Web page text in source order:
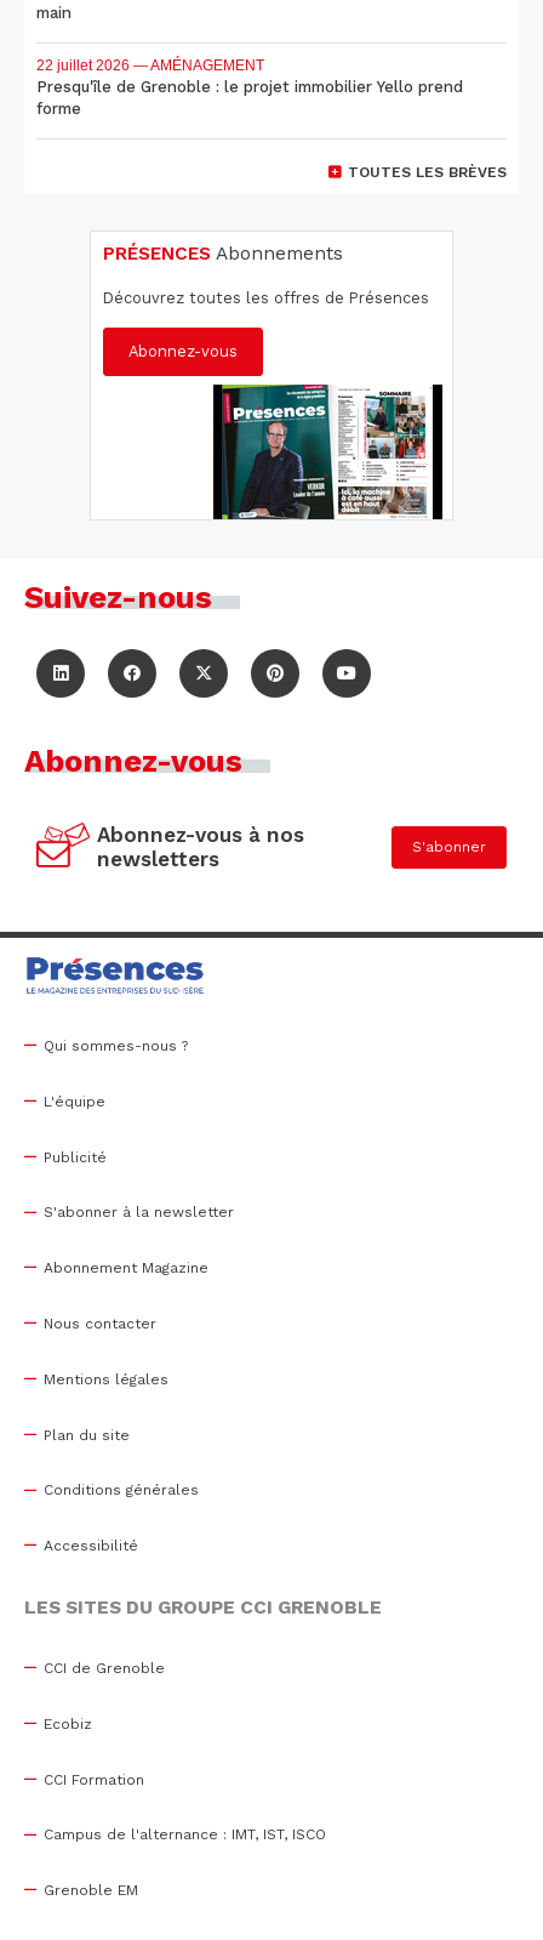
main
22 juillet 2026 — AMÉNAGEMENT
Presqu'île de Grenoble : le projet immobilier Yello prend
forme
TOUTES LES BRÈVES
PRÉSENCES Abonnements
Découvrez toutes les offres de Présences
Abonnez-vous
Suivez-nous
Abonnez-vous
Abonnez-vous à nos
newsletters
S'abonner
Qui sommes-nous ?
L'équipe
Publicité
S'abonner à la newsletter
Abonnement Magazine
Nous contacter
Mentions légales
Plan du site
Conditions générales
Accessibilité
LES SITES DU GROUPE CCI GRENOBLE
CCI de Grenoble
Ecobiz
CCI Formation
Campus de l'alternance : IMT, IST, ISCO
Grenoble EM